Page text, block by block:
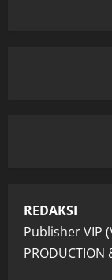
REDAKSI
Publisher VIP